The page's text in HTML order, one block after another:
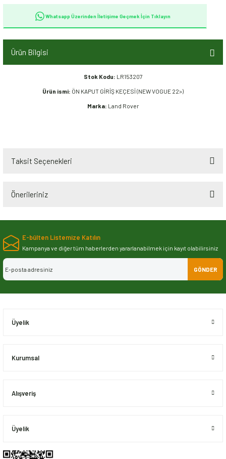
Whatsapp Üzerinden İletişime Geçmek İçin Tıklayın
Ürün Bilgisi
Stok Kodu: LR153207
Ürün ismi: ÖN KAPUT GİRİŞ KEÇESİ (NEW VOGUE 22>)
Marka: Land Rover
Taksit Seçenekleri
Önerileriniz
Bu ürünün fiyat bilgisi, resim, ürün açıklamalarında ve diğer konularda
iletebilirsiniz.
Görüş ve önerileriniz için teşekkür ederiz.
Ürün resmi kalitesiz, bozuk veya görüntülenemiyor.
E-bülten Listemize Katılın
Kampanya ve diğer tüm haberlerden yararlanabilmek için kayıt olabilirsiniz
GÖNDER
Üyelik
Kurumsal
Alışveriş
Üyelik